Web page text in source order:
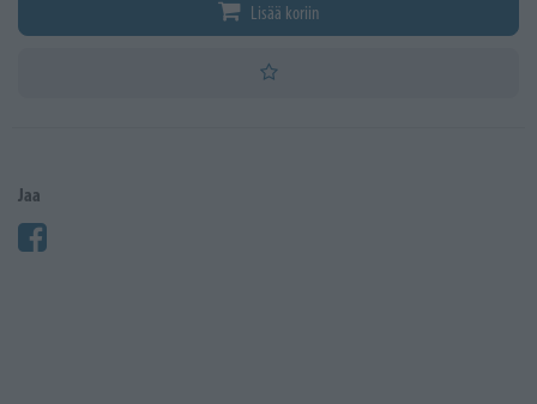
Lisää koriin
Jaa